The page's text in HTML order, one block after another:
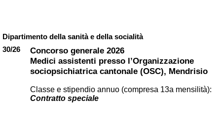
Dipartimento della sanità e della socialità
30/26
Concorso generale 2026
Medici assistenti presso l’Organizzazione
sociopsichiatrica cantonale (OSC), Mendrisio
Classe e stipendio annuo (compresa 13a mensilità):
Contratto speciale